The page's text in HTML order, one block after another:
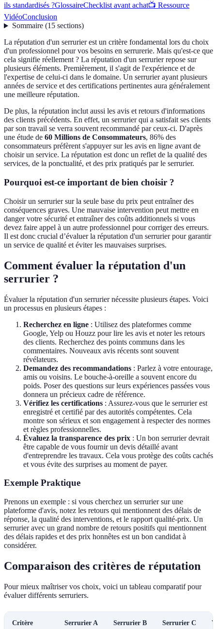
ils standardisés ?GlossaireChecklist avant achat📺 Ressource
VidéoConclusion
Sommaire(15 sections)
La réputation d'un serrurier est un critère fondamental lors du choix
d'un professionnel pour vos besoins en serrurerie. Mais qu'est-ce que
cela signifie réellement ? La réputation d'un serrurier repose sur
plusieurs éléments. Premièrement, il s'agit de l'expérience et de
l'expertise de celui-ci dans le domaine. Un serrurier ayant plusieurs
années de service et des certifications pertinentes aura généralement
une meilleure réputation.
De plus, la réputation inclut aussi les avis et retours d'informations
des clients précédents. En effet, un serrurier qui a satisfait ses clients
par son travail se verra souvent recommandé par ceux-ci. D'après
une étude de 60 Millions de Consommateurs, 86% des
consommateurs préfèrent s'appuyer sur les avis en ligne avant de
choisir un service. La réputation est donc un reflet de la qualité des
services, de la ponctualité, et des prix pratiqués par le serrurier.
Pourquoi est-ce important de bien choisir ?
Choisir un serrurier sur la seule base du prix peut entraîner des
conséquences graves. Une mauvaise intervention peut mettre en
danger votre sécurité et entraîner des coûts additionnels si vous
devez faire appel à un autre professionnel pour corriger des erreurs.
Il est donc crucial d’évaluer la réputation d'un serrurier pour garantir
un service de qualité et éviter les mauvaises surprises.
Comment évaluer la réputation d'un
serrurier ?
Évaluer la réputation d'un serrurier nécessite plusieurs étapes. Voici
un processus en plusieurs étapes :
Recherchez en ligne : Utilisez des plateformes comme
Google, Yelp ou Houzz pour lire les avis et noter les retours
des clients. Recherchez des points communs dans les
commentaires. Nouveaux avis récents sont souvent
révélateurs.
Demandez des recommandations : Parlez à votre entourage,
amis ou voisins. Le bouche-à-oreille a souvent encore du
poids. Poser des questions sur leurs expériences passées vous
donnera un précieux cadre de référence.
Vérifiez les certifications : Assurez-vous que le serrurier est
enregistré et certifié par des autorités compétentes. Cela
montre son sérieux et son engagement à respecter des normes
et règles professionnelles.
Évaluez la transparence des prix : Un bon serrurier devrait
être capable de vous fournir un devis détaillé avant
d'entreprendre les travaux. Cela vous protège des coûts cachés
et vous évite des surprises au moment de payer.
Exemple Praktique
Prenons un exemple : si vous cherchez un serrurier sur une
plateforme d'avis, notez les retours qui mentionnent des délais de
réponse, la qualité des interventions, et le rapport qualité-prix. Un
serrurier avec un grand nombre de retours positifs qui mentionnent
des délais rapides et des prix honnêtes est un bon candidat à
considérer.
Comparaison des critères de réputation
Pour mieux maîtriser vos choix, voici un tableau comparatif pour
évaluer différents serruriers.
Critère Serrurier A Serrurier B Serrurier C